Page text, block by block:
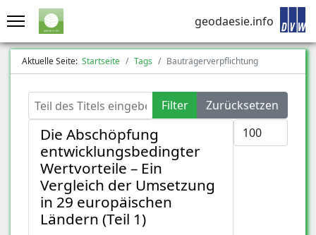
geodaesie.info
Aktuelle Seite: Startseite Tags Bauträgerverpflichtung
Teil des Titels eingeben Filter
Zurücksetzen
Anzeige #
Die Abschöpfung
entwicklungsbedingter
Wertvorteile – Ein
Vergleich der Umsetzung
in 29 europäischen
Ländern (Teil 1)